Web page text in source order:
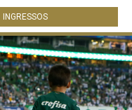
INGRESSOS